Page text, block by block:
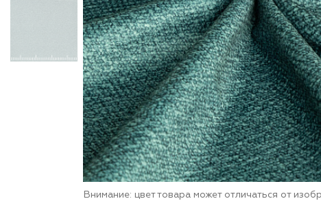
Внимание: цвет товара может отличаться от